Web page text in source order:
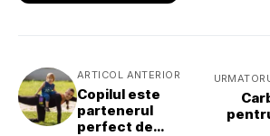
ARTICOL ANTERIOR
Copilul este
partenerul
perfect de